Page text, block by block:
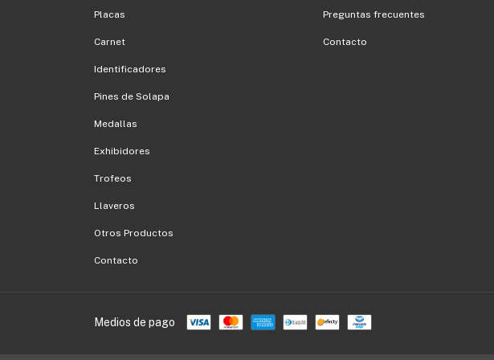
Placas
Carnet
Identificadores
Pines de Solapa
Medallas
Exhibidores
Trofeos
Llaveros
Otros Productos
Contacto
Preguntas frecuentes
Contacto
Medios de pago